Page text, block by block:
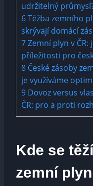
udržitelný
6Těžba zemního
skrývají domácí
7Zemní plyn v
příležitosti pro
8 České zásoby
je využíváme
9 Dovoz versus
ČR: pro a proti
Kde se
zemní